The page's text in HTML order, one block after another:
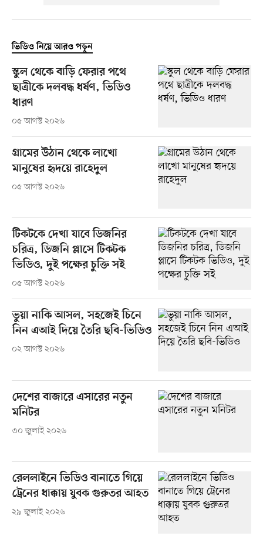
ভিডিও নিয়ে আরও পড়ুন
স্কুল থেকে বাড়ি ফেরার পথে
ছাত্রীকে দলবদ্ধ ধর্ষণ, ভিডিও
ধারণ
০৫ আগস্ট ২০২৬
গ্রামের উঠান থেকে লাখো
মানুষের হৃদয়ে রাহেদুল
০৫ আগস্ট ২০২৬
টিকটকে দেখা যাবে ডিজনির
চরিত্র, ডিজনি প্লাসে টিকটক
ভিডিও, দুই পক্ষের চুক্তি সই
০৫ আগস্ট ২০২৬
ভুয়া নাকি আসল, সহজেই চিনে
নিন এআই দিয়ে তৈরি ছবি-ভিডিও
০২ আগস্ট ২০২৬
দেশের বাজারে এসারের নতুন
মনিটর
৩০ জুলাই ২০২৬
রেললাইনে ভিডিও বানাতে গিয়ে
ট্রেনের ধাক্কায় যুবক গুরুতর আহত
২৯ জুলাই ২০২৬